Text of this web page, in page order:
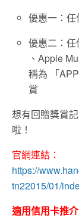
優惠一：
優惠二：
、Apple
稱為 「
賞
想有回贈獎賞
啦！
官網連結：
https://
tn22015/01/
適用信用卡推